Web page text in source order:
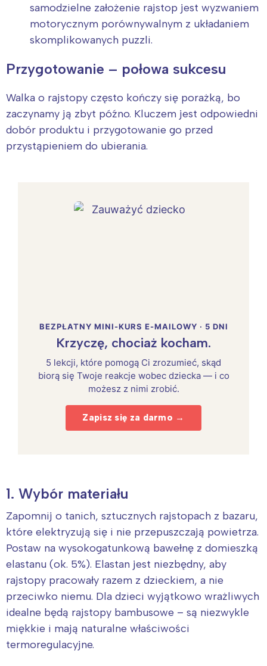
samodzielne założenie rajstop jest wyzwaniem
motorycznym porównywalnym z układaniem
skomplikowanych puzzli.
Przygotowanie – połowa sukcesu
Walka o rajstopy często kończy się porażką, bo
zaczynamy ją zbyt późno. Kluczem jest odpowiedni
dobór produktu i przygotowanie go przed
przystąpieniem do ubierania.
BEZPŁATNY MINI-KURS E-MAILOWY · 5 DNI
Krzyczę, chociaż kocham.
5 lekcji, które pomogą Ci zrozumieć, skąd
biorą się Twoje reakcje wobec dziecka — i co
możesz z nimi zrobić.
Zapisz się za darmo →
1. Wybór materiału
Zapomnij o tanich, sztucznych rajstopach z bazaru,
które elektryzują się i nie przepuszczają powietrza.
Postaw na wysokogatunkową bawełnę z domieszką
elastanu (ok. 5%). Elastan jest niezbędny, aby
rajstopy pracowały razem z dzieckiem, a nie
przeciwko niemu. Dla dzieci wyjątkowo wrażliwych
idealne będą rajstopy bambusowe – są niezwykle
miękkie i mają naturalne właściwości
termoregulacyjne.